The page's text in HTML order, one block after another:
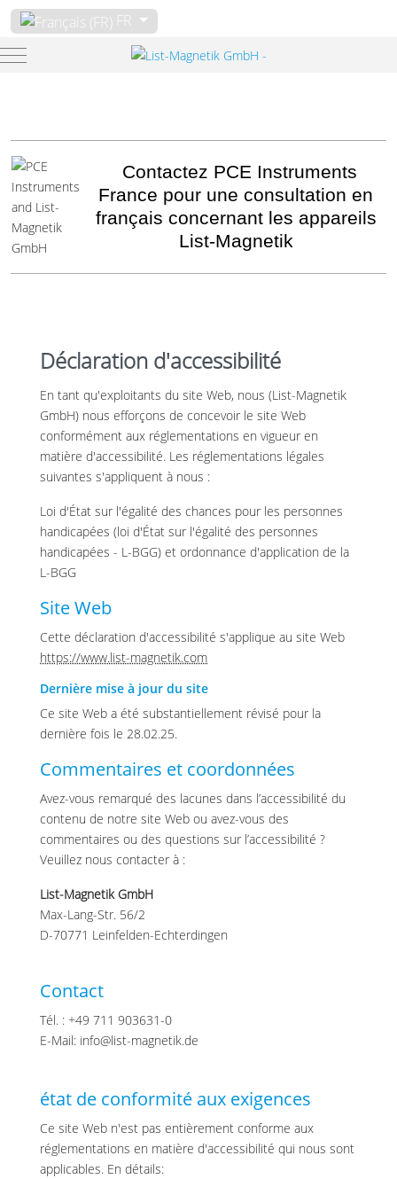
Sélectionnez votre langue
FR
Mobile Menu Toggle
Contactez PCE Instruments
France pour une consultation en
français concernant les appareils
List-Magnetik
Déclaration d'accessibilité
En tant qu'exploitants du site Web, nous (List-Magnetik
GmbH) nous efforçons de concevoir le site Web
conformément aux réglementations en vigueur en
matière d'accessibilité. Les réglementations légales
suivantes s'appliquent à nous :
Loi d'État sur l'égalité des chances pour les personnes
handicapées (loi d'État sur l'égalité des personnes
handicapées - L-BGG) et ordonnance d'application de la
L-BGG
Site Web
Cette déclaration d'accessibilité s'applique au site Web
https://www.list-magnetik.com
Dernière mise à jour du site
Ce site Web a été substantiellement révisé pour la
dernière fois le 28.02.25.
Commentaires et coordonnées
Avez-vous remarqué des lacunes dans l’accessibilité du
contenu de notre site Web ou avez-vous des
commentaires ou des questions sur l’accessibilité ?
Veuillez nous contacter à :
List-Magnetik GmbH
Max-Lang-Str. 56/2
D-70771 Leinfelden-Echterdingen
Contact
Tél. : +49 711 903631-0
E-Mail: info@list-magnetik.de
état de conformité aux exigences
Ce site Web n'est pas entièrement conforme aux
réglementations en matière d'accessibilité qui nous sont
applicables. En détails: